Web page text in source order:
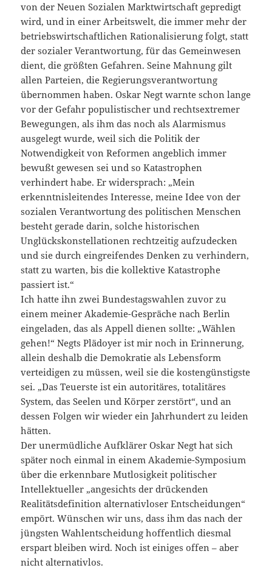
von der Neuen Sozialen Marktwirtschaft gepredigt
wird, und in einer Arbeitswelt, die immer mehr der
betriebswirtschaftlichen Rationalisierung folgt, statt
der sozialer Verantwortung, für das Gemeinwesen
dient, die größten Gefahren. Seine Mahnung gilt
allen Parteien, die Regierungsverantwortung
übernommen haben. Oskar Negt warnte schon lange
vor der Gefahr populistischer und rechtsextremer
Bewegungen, als ihm das noch als Alarmismus
ausgelegt wurde, weil sich die Politik der
Notwendigkeit von Reformen angeblich immer
bewußt gewesen sei und so Katastrophen
verhindert habe. Er widersprach: „Mein
erkenntnisleitendes Interesse, meine Idee von der
sozialen Verantwortung des politischen Menschen
besteht gerade darin, solche historischen
Unglückskonstellationen rechtzeitig aufzudecken
und sie durch eingreifendes Denken zu verhindern,
statt zu warten, bis die kollektive Katastrophe
passiert ist.“
Ich hatte ihn zwei Bundestagswahlen zuvor zu
einem meiner Akademie-Gespräche nach Berlin
eingeladen, das als Appell dienen sollte: „Wählen
gehen!“ Negts Plädoyer ist mir noch in Erinnerung,
allein deshalb die Demokratie als Lebensform
verteidigen zu müssen, weil sie die kostengünstigste
sei. „Das Teuerste ist ein autoritäres, totalitäres
System, das Seelen und Körper zerstört“, und an
dessen Folgen wir wieder ein Jahrhundert zu leiden
hätten.
Der unermüdliche Aufklärer Oskar Negt hat sich
später noch einmal in einem Akademie-Symposium
über die erkennbare Mutlosigkeit politischer
Intellektueller „angesichts der drückenden
Realitätsdefinition alternativloser Entscheidungen“
empört. Wünschen wir uns, dass ihm das nach der
jüngsten Wahlentscheidung hoffentlich diesmal
erspart bleiben wird. Noch ist einiges offen – aber
nicht alternativlos.